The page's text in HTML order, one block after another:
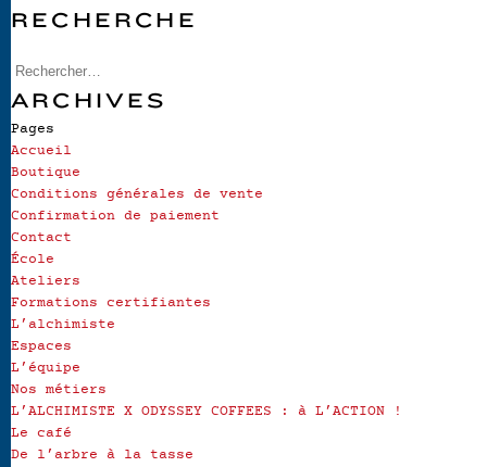
RECHERCHE
ARCHIVES
Pages
Accueil
Boutique
Conditions générales de vente
Confirmation de paiement
Contact
École
Ateliers
Formations certifiantes
L’alchimiste
Espaces
L’équipe
Nos métiers
L’ALCHIMISTE X ODYSSEY COFFEES : à L’ACTION !
Le café
De l’arbre à la tasse